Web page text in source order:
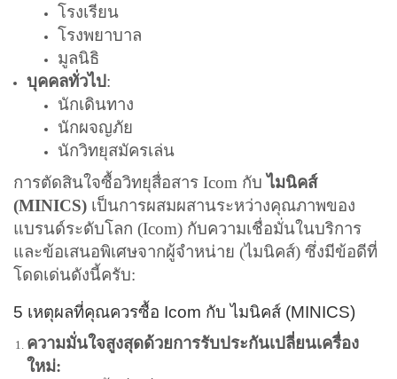
โรงเรียน
โรงพยาบาล
มูลนิธิ
บุคคลทั่วไป:
นักเดินทาง
นักผจญภัย
นักวิทยุสมัครเล่น
การตัดสินใจซื้อวิทยุสื่อสาร Icom กับไมนิคส์
(MINICS) เป็นการผสมผสานระหว่างคุณภาพของ
แบรนด์ระดับโลก (Icom) กับความเชื่อมั่นในบริการ
และข้อเสนอพิเศษจากผู้จำหน่าย (ไมนิคส์) ซึ่งมีข้อดีที่
โดดเด่นดังนี้ครับ:
5 เหตุผลที่คุณควรซื้อ Icom กับ ไมนิคส์ (MINICS)
ความมั่นใจสูงสุดด้วยการรับประกันเปลี่ยนเครื่อง
ใหม่: